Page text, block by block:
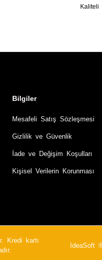
Kaliteli
Bilgiler
Mesafeli Satış Sözleşmesi
Gizlilik ve Güvenlik
İade ve Değişim Koşulları
Kişisel Verilerin Korunması
Kredi kartı
IdeaSoft